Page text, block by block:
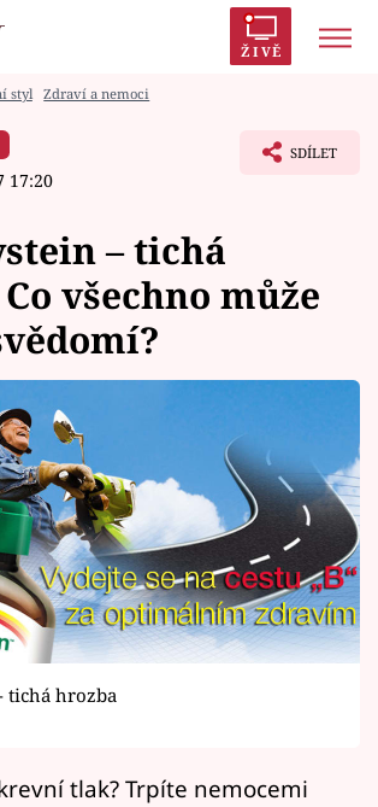
ŽIVĚ
Zrádci
Karlovy Vary
styl Zdraví a nemoci
17:20
SDÍLET
– tichá
všechno může
tichá hrozba
tlak? Trpíte nemocemi